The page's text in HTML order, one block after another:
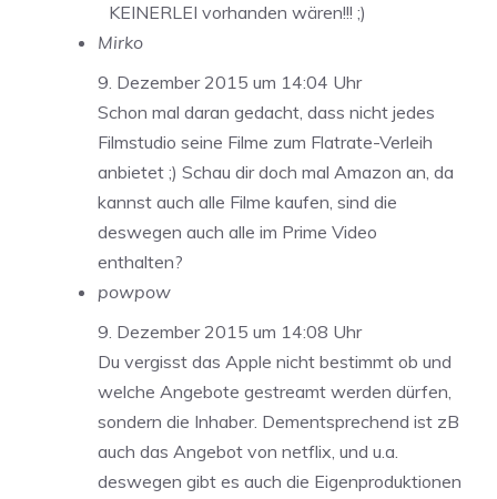
KEINERLEI vorhanden wären!!! ;)
Mirko
9. Dezember 2015 um 14:04 Uhr
Schon mal daran gedacht, dass nicht jedes
Filmstudio seine Filme zum Flatrate-Verleih
anbietet ;) Schau dir doch mal Amazon an, da
kannst auch alle Filme kaufen, sind die
deswegen auch alle im Prime Video
enthalten?
powpow
9. Dezember 2015 um 14:08 Uhr
Du vergisst das Apple nicht bestimmt ob und
welche Angebote gestreamt werden dürfen,
sondern die Inhaber. Dementsprechend ist zB
auch das Angebot von netflix, und u.a.
deswegen gibt es auch die Eigenproduktionen